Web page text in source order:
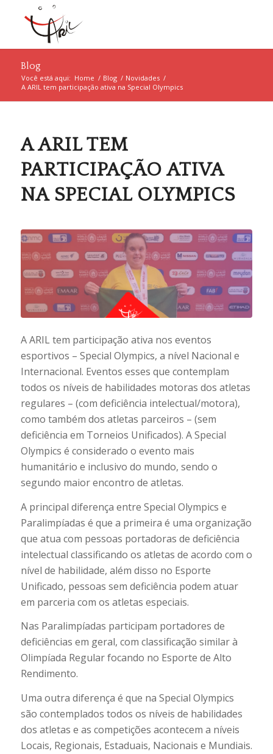
Blog
Você está aqui: Home / Blog / Novidades /
A ARIL tem participação ativa na Special Olympics
A ARIL TEM
PARTICIPAÇÃO ATIVA
NA SPECIAL OLYMPICS
A ARIL tem participação ativa nos eventos
esportivos – Special Olympics, a nível Nacional e
Internacional. Eventos esses que contemplam
todos os níveis de habilidades motoras dos atletas
regulares – (com deficiência intelectual/motora),
como também dos atletas parceiros – (sem
deficiência em Torneios Unificados). A Special
Olympics é considerado o evento mais
humanitário e inclusivo do mundo, sendo o
segundo maior encontro de atletas.
A principal diferença entre Special Olympics e
Paralimpíadas é que a primeira é uma organização
que atua com pessoas portadoras de deficiência
intelectual classificando os atletas de acordo com o
nível de habilidade, além disso no Esporte
Unificado, pessoas sem deficiência podem atuar
em parceria com os atletas especiais.
Nas Paralimpíadas participam portadores de
deficiências em geral, com classificação similar à
Olimpíada Regular focando no Esporte de Alto
Rendimento.
Uma outra diferença é que na Special Olympics
são contemplados todos os níveis de habilidades
dos atletas e as competições acontecem a níveis
Locais, Regionais, Estaduais, Nacionais e Mundiais.